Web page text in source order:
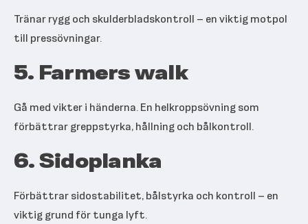
Tränar rygg och skulderbladskontroll – en viktig motpol
till pressövningar.
5. Farmers walk
Gå med vikter i händerna. En helkroppsövning som
förbättrar greppstyrka, hållning och bålkontroll.
6. Sidoplanka
Förbättrar sidostabilitet, bålstyrka och kontroll – en
viktig grund för tunga lyft.